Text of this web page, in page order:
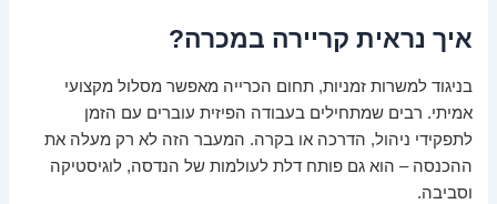
איך נראית קריירה במכרה?
בניגוד למשרות זמניות, תחום הכרייה מאפשר מסלול מקצועי
אמיתי. רבים שמתחילים בעבודה הפיזית עוברים עם הזמן
לתפקידי ניהול, הדרכה או בקרה. המעבר הזה לא רק מעלה את
ההכנסה – הוא גם פותח דלת לעולמות של הנדסה, לוגיסטיקה
וסביבה.